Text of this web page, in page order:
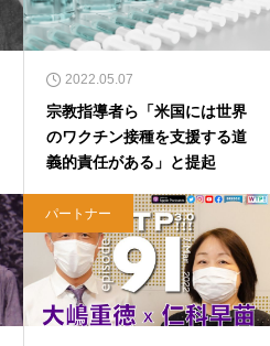
2022.05.07
宗教指導者ら「米国には世界
のワクチン接種を支援する道
義的責任がある」と提起
パートナー